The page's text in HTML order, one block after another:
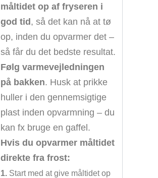
måltidet op af fryseren i
god tid, så det kan nå at tø
op, inden du opvarmer det –
så får du det bedste resultat.
Følg varmevejledningen
på bakken. Husk at prikke
huller i den gennemsigtige
plast inden opvarmning – du
kan fx bruge en gaffel.
Hvis du opvarmer måltidet
direkte fra frost:
1.Start med at give måltidet op